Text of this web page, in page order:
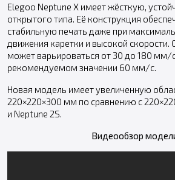
Elegoo Neptune X имеет жёсткую,
открытого типа. Её конструкция
стабильную печать даже при
движения каретки и высокой скорости.
может варьироваться от 30 до 180 мм/
рекомендуемом значении 60 мм/с.
Новая модель имеет увеличенную
220×220×300 мм по сравнению с
и Neptune 2S.
Видеообзор